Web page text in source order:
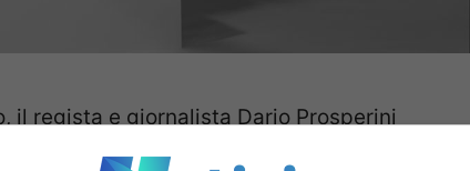
il regista e giornalista Dario Prosperini
e discusse della storia della